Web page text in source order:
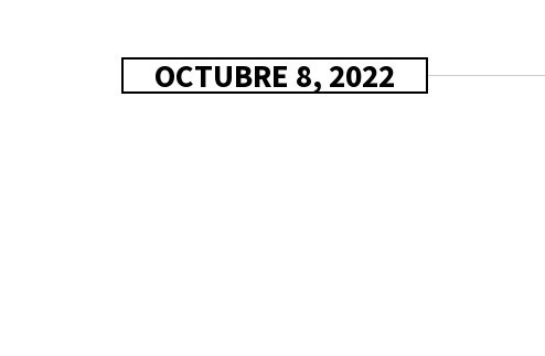
OCTUBRE 8, 2022